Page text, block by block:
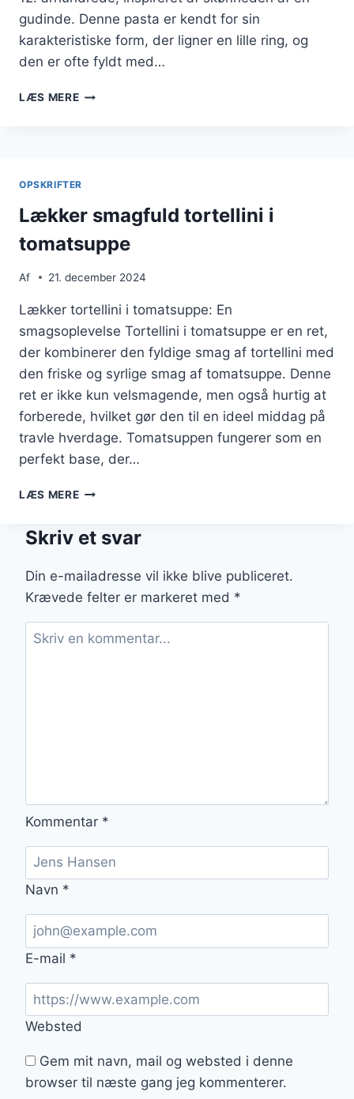
gudinde. Denne pasta er kendt for sin
karakteristiske form, der ligner en lille ring, og
den er ofte fyldt med…
LÆS MERETORTELLINI
OPSKRIFTER
Lækker smagfuld tortellini i
tomatsuppe
Af 21. december 2024
Lækker tortellini i tomatsuppe: En
smagsoplevelse Tortellini i tomatsuppe er en ret,
der kombinerer den fyldige smag af tortellini med
den friske og syrlige smag af tomatsuppe. Denne
ret er ikke kun velsmagende, men også hurtig at
forberede, hvilket gør den til en ideel middag på
travle hverdage. Tomatsuppen fungerer som en
perfekt base, der…
LÆS MERELÆKKER
I
Skriv et svar
Din e-mailadresse vil ikke blive publiceret.
Krævede felter er markeret med *
Kommentar *
Navn *
E-mail *
Websted
Gem mit navn, mail og websted i denne
browser til næste gang jeg kommenterer.